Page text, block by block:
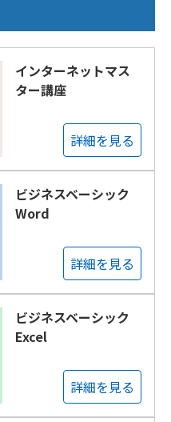
インターネットマス
ター講座
詳細を見る
ビジネスベーシック
Word
詳細を見る
ビジネスベーシック
Excel
詳細を見る